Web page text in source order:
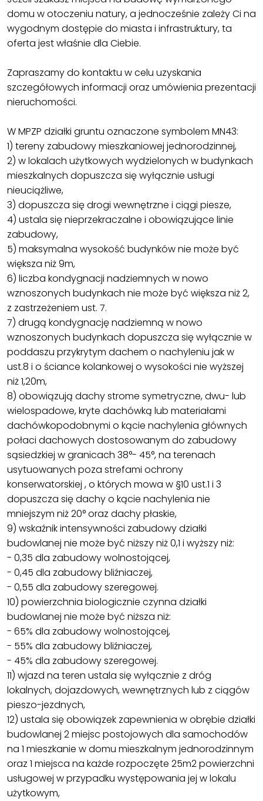
domu w otoczeniu natury, a jednocześnie zależy Ci na
wygodnym dostępie do miasta i infrastruktury, ta
oferta jest właśnie dla Ciebie.
Zapraszamy do kontaktu w celu uzyskania
szczegółowych informacji oraz umówienia prezentacji
nieruchomości.
W MPZP działki gruntu oznaczone symbolem MN43:
1) tereny zabudowy mieszkaniowej jednorodzinnej,
2) w lokalach użytkowych wydzielonych w budynkach
mieszkalnych dopuszcza się wyłącznie usługi
nieuciążliwe,
3) dopuszcza się drogi wewnętrzne i ciągi piesze,
4) ustala się nieprzekraczalne i obowiązujące linie
zabudowy,
5) maksymalna wysokość budynków nie może być
większa niż 9m,
6) liczba kondygnacji nadziemnych w nowo
wznoszonych budynkach nie może być większa niż 2,
z zastrzeżeniem ust. 7.
7) drugą kondygnację nadziemną w nowo
wznoszonych budynkach dopuszcza się wyłącznie w
poddaszu przykrytym dachem o nachyleniu jak w
ust.8 i o ściance kolankowej o wysokości nie wyższej
niż 1,20m,
8) obowiązują dachy strome symetryczne, dwu- lub
wielospadowe, kryte dachówką lub materiałami
dachówkopodobnymi o kącie nachylenia głównych
połaci dachowych dostosowanym do zabudowy
sąsiedzkiej w granicach 38°- 45°, na terenach
usytuowanych poza strefami ochrony
konserwatorskiej , o których mowa w §10 ust.1 i 3
dopuszcza się dachy o kącie nachylenia nie
mniejszym niż 20° oraz dachy płaskie,
9) wskaźnik intensywności zabudowy działki
budowlanej nie może być niższy niż 0,1 i wyższy niż:
- 0,35 dla zabudowy wolnostojącej,
- 0,45 dla zabudowy bliźniaczej,
- 0,55 dla zabudowy szeregowej.
10) powierzchnia biologicznie czynna działki
budowlanej nie może być niższa niż:
- 65% dla zabudowy wolnostojącej,
- 55% dla zabudowy bliźniaczej,
- 45% dla zabudowy szeregowej.
11) wjazd na teren ustala się wyłącznie z dróg
lokalnych, dojazdowych, wewnętrznych lub z ciągów
pieszo-jezdnych,
12) ustala się obowiązek zapewnienia w obrębie działki
budowlanej 2 miejsc postojowych dla samochodów
na 1 mieszkanie w domu mieszkalnym jednorodzinnym
oraz 1 miejsca na każde rozpoczęte 25m2 powierzchni
usługowej w przypadku występowania jej w lokalu
użytkowym,